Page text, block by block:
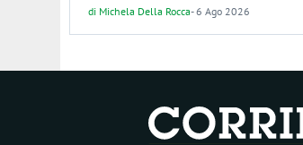
di Michela Della Rocca-6 Ago 2026